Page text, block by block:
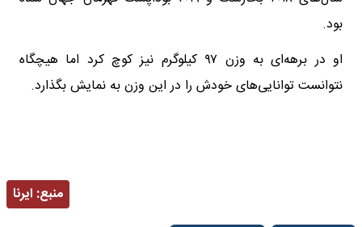
بود.
او در برهه‌ای به وزن ۹۷ کیلوگرم نیز کوچ کرد اما هیچگاه
نتوانست توانایی‌های خودش را در این وزن به نمایش بگذارد.
منبع: ایرنا